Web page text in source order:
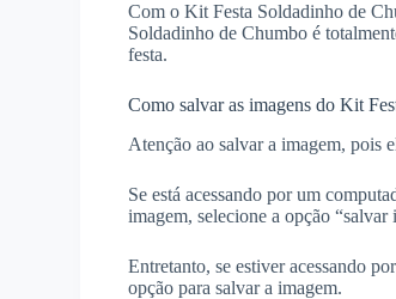
Com o Kit Festa Soldadinho de
Soldadinho de Chumbo é
festa.
Como salvar as imagens do Kit
Atenção ao salvar a imagem, pois
Se está acessando por um
imagem, selecione a opção “salvar
Entretanto, se estiver acessando
opção para salvar a imagem.